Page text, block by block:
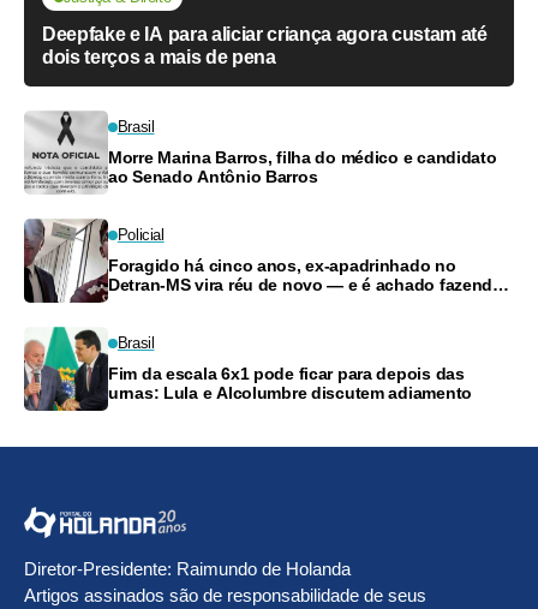
Deepfake e IA para aliciar criança agora custam até
dois terços a mais de pena
Brasil
Morre Marina Barros, filha do médico e candidato
ao Senado Antônio Barros
Policial
Foragido há cinco anos, ex-apadrinhado no
Detran-MS vira réu de novo — e é achado fazendo
Brasil
Fim da escala 6x1 pode ficar para depois das
urnas: Lula e Alcolumbre discutem adiamento
Diretor-Presidente: Raimundo de Holanda
Artigos assinados são de responsabilidade de seus